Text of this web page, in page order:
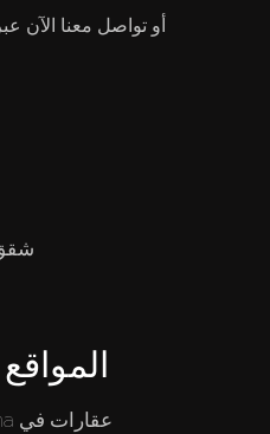
أو تواصل معنا الآن عبر
عقارات في Dubai Marina